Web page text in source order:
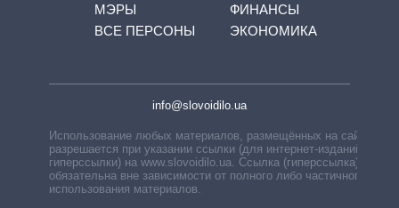
МЭРЫ
ВСЕ ПЕРСОНЫ
ФИНАНСЫ
ЭКОНОМИКА
info@slovoidilo.ua
Использование любых материалов, размещённых на сайте,
разрешается при указании ссылки (для интернет-изданий —
гиперссылки) на www.slovoidilo.ua. Ссылка (гиперссылка)
обязательна вне зависимости от полного либо частичного
использования материалов.